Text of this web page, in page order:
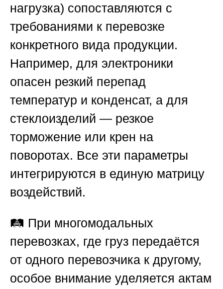
нагрузка) сопоставляются с
требованиями к перевозке
конкретного вида продукции.
Например, для электроники
опасен резкий перепад
температур и конденсат, а для
стеклоизделий — резкое
торможение или крен на
поворотах. Все эти параметры
интегрируются в единую матрицу
воздействий.
🛤️ При многомодальных
перевозках, где груз передаётся
от одного перевозчика к другому,
особое внимание уделяется актам